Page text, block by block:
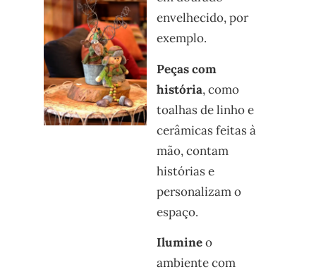
envelhecido, por
exemplo.
Peças com
história, como
toalhas de linho e
cerâmicas feitas à
mão, contam
histórias e
personalizam o
espaço.
Ilumineo
ambiente com